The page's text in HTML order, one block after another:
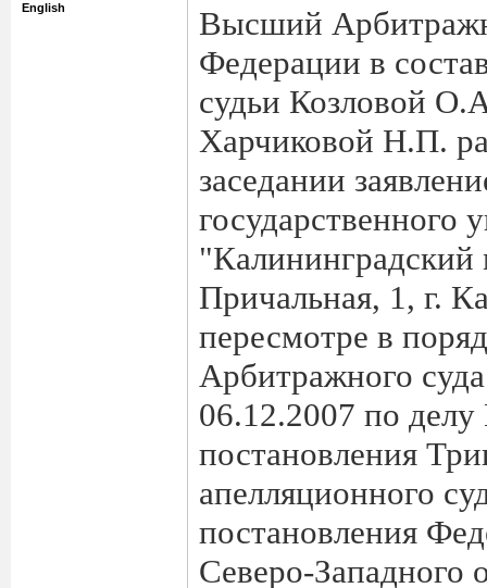
English
Высший
Федерации в
судьи Козловой
Харчиковой Н.П.
заседании
государственного
Причальная, 1, г.
пересмотре в
Арбитражного
06.12.2007 по
постановления
апелляционного
постановления
Северо-Западного